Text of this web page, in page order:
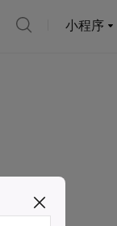
小程序